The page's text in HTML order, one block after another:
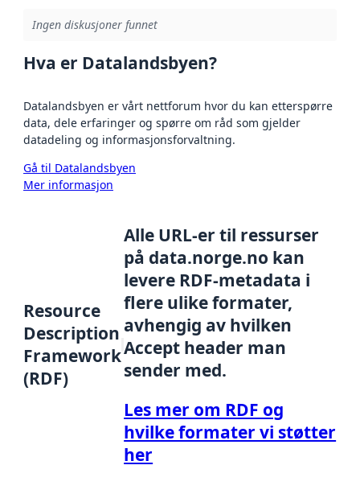
Ingen diskusjoner funnet
Hva er Datalandsbyen?
Datalandsbyen er vårt nettforum hvor du kan etterspørre
data, dele erfaringer og spørre om råd som gjelder
datadeling og informasjonsforvaltning.
Gå til Datalandsbyen
Mer informasjon
Resource
Description
Framework
(RDF)
Alle URL-er til ressurser
på data.norge.no kan
levere RDF-metadata i
flere ulike formater,
avhengig av hvilken
Accept header man
sender med.
Les mer om RDF og
hvilke formater vi støtter
her